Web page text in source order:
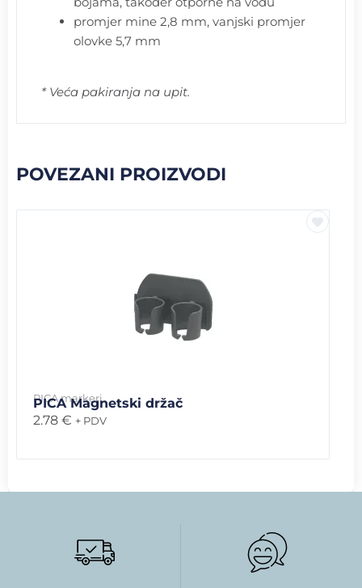
promjer mine 2,8 mm, vanjski promjer
olovke 5,7 mm
* Veća pakiranja na upit.
POVEZANI PROIZVODI
PICA markeri
PICA Magnetski držač
2.78 € + PDV